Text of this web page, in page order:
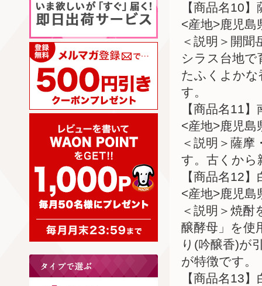
【商品名10
<産地>鹿児
＜説明＞開
シラス台地で
たふくよかな
す。
【商品名11
<産地>鹿児
＜説明＞薩
す。古くから
【商品名12
<産地>鹿児
＜説明＞焼
醸酵母」を使
り(吟醸香)が
が特徴です。
【商品名13